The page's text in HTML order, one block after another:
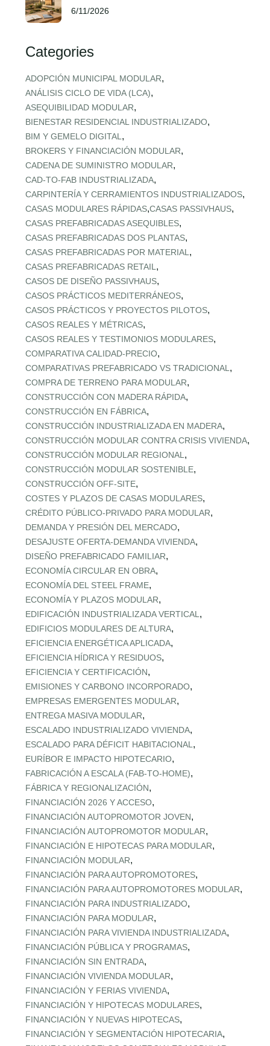
6/11/2026
Categories
ADOPCIÓN MUNICIPAL MODULAR,
ANÁLISIS CICLO DE VIDA (LCA),
ASEQUIBILIDAD MODULAR,
BIENESTAR RESIDENCIAL INDUSTRIALIZADO,
BIM Y GEMELO DIGITAL ,
BROKERS Y FINANCIACIÓN MODULAR,
CADENA DE SUMINISTRO MODULAR,
CAD‑TO‑FAB INDUSTRIALIZADA,
CARPINTERÍA Y CERRAMIENTOS INDUSTRIALIZADOS,
CASAS MODULARES RÁPIDAS,CASAS PASSIVHAUS,
CASAS PREFABRICADAS ASEQUIBLES,
CASAS PREFABRICADAS DOS PLANTAS,
CASAS PREFABRICADAS POR MATERIAL ,
CASAS PREFABRICADAS RETAIL ,
CASOS DE DISEÑO PASSIVHAUS,
CASOS PRÁCTICOS MEDITERRÁNEOS,
CASOS PRÁCTICOS Y PROYECTOS PILOTOS,
CASOS REALES Y MÉTRICAS,
CASOS REALES Y TESTIMONIOS MODULARES,
COMPARATIVA CALIDAD‑PRECIO,
COMPARATIVAS PREFABRICADO VS TRADICIONAL ,
COMPRA DE TERRENO PARA MODULAR,
CONSTRUCCIÓN CON MADERA RÁPIDA,
CONSTRUCCIÓN EN FÁBRICA,
CONSTRUCCIÓN INDUSTRIALIZADA EN MADERA,
CONSTRUCCIÓN MODULAR CONTRA CRISIS VIVIENDA,
CONSTRUCCIÓN MODULAR REGIONAL ,
CONSTRUCCIÓN MODULAR SOSTENIBLE,
CONSTRUCCIÓN OFF‑SITE,
COSTES Y PLAZOS DE CASAS MODULARES,
CRÉDITO PÚBLICO‑PRIVADO PARA MODULAR,
DEMANDA Y PRESIÓN DEL MERCADO,
DESAJUSTE OFERTA‑DEMANDA VIVIENDA,
DISEÑO PREFABRICADO FAMILIAR,
ECONOMÍA CIRCULAR EN OBRA,
ECONOMÍA DEL STEEL FRAME,
ECONOMÍA Y PLAZOS MODULAR,
EDIFICACIÓN INDUSTRIALIZADA VERTICAL ,
EDIFICIOS MODULARES DE ALTURA,
EFICIENCIA ENERGÉTICA APLICADA,
EFICIENCIA HÍDRICA Y RESIDUOS,
EFICIENCIA Y CERTIFICACIÓN,
EMISIONES Y CARBONO INCORPORADO,
EMPRESAS EMERGENTES MODULAR,
ENTREGA MASIVA MODULAR,
ESCALADO INDUSTRIALIZADO VIVIENDA,
ESCALADO PARA DÉFICIT HABITACIONAL ,
EURÍBOR E IMPACTO HIPOTECARIO,
FABRICACIÓN A ESCALA (FAB‑TO‑HOME),
FÁBRICA Y REGIONALIZACIÓN,
FINANCIACIÓN 2026 Y ACCESO,
FINANCIACIÓN AUTOPROMOTOR JOVEN,
FINANCIACIÓN AUTOPROMOTOR MODULAR,
FINANCIACIÓN E HIPOTECAS PARA MODULAR,
FINANCIACIÓN MODULAR,
FINANCIACIÓN PARA AUTOPROMOTORES,
FINANCIACIÓN PARA AUTOPROMOTORES MODULAR,
FINANCIACIÓN PARA INDUSTRIALIZADO,
FINANCIACIÓN PARA MODULAR,
FINANCIACIÓN PARA VIVIENDA INDUSTRIALIZADA,
FINANCIACIÓN PÚBLICA Y PROGRAMAS,
FINANCIACIÓN SIN ENTRADA,
FINANCIACIÓN VIVIENDA MODULAR,
FINANCIACIÓN Y FERIAS VIVIENDA,
FINANCIACIÓN Y HIPOTECAS MODULARES,
FINANCIACIÓN Y NUEVAS HIPOTECAS,
FINANCIACIÓN Y SEGMENTACIÓN HIPOTECARIA,